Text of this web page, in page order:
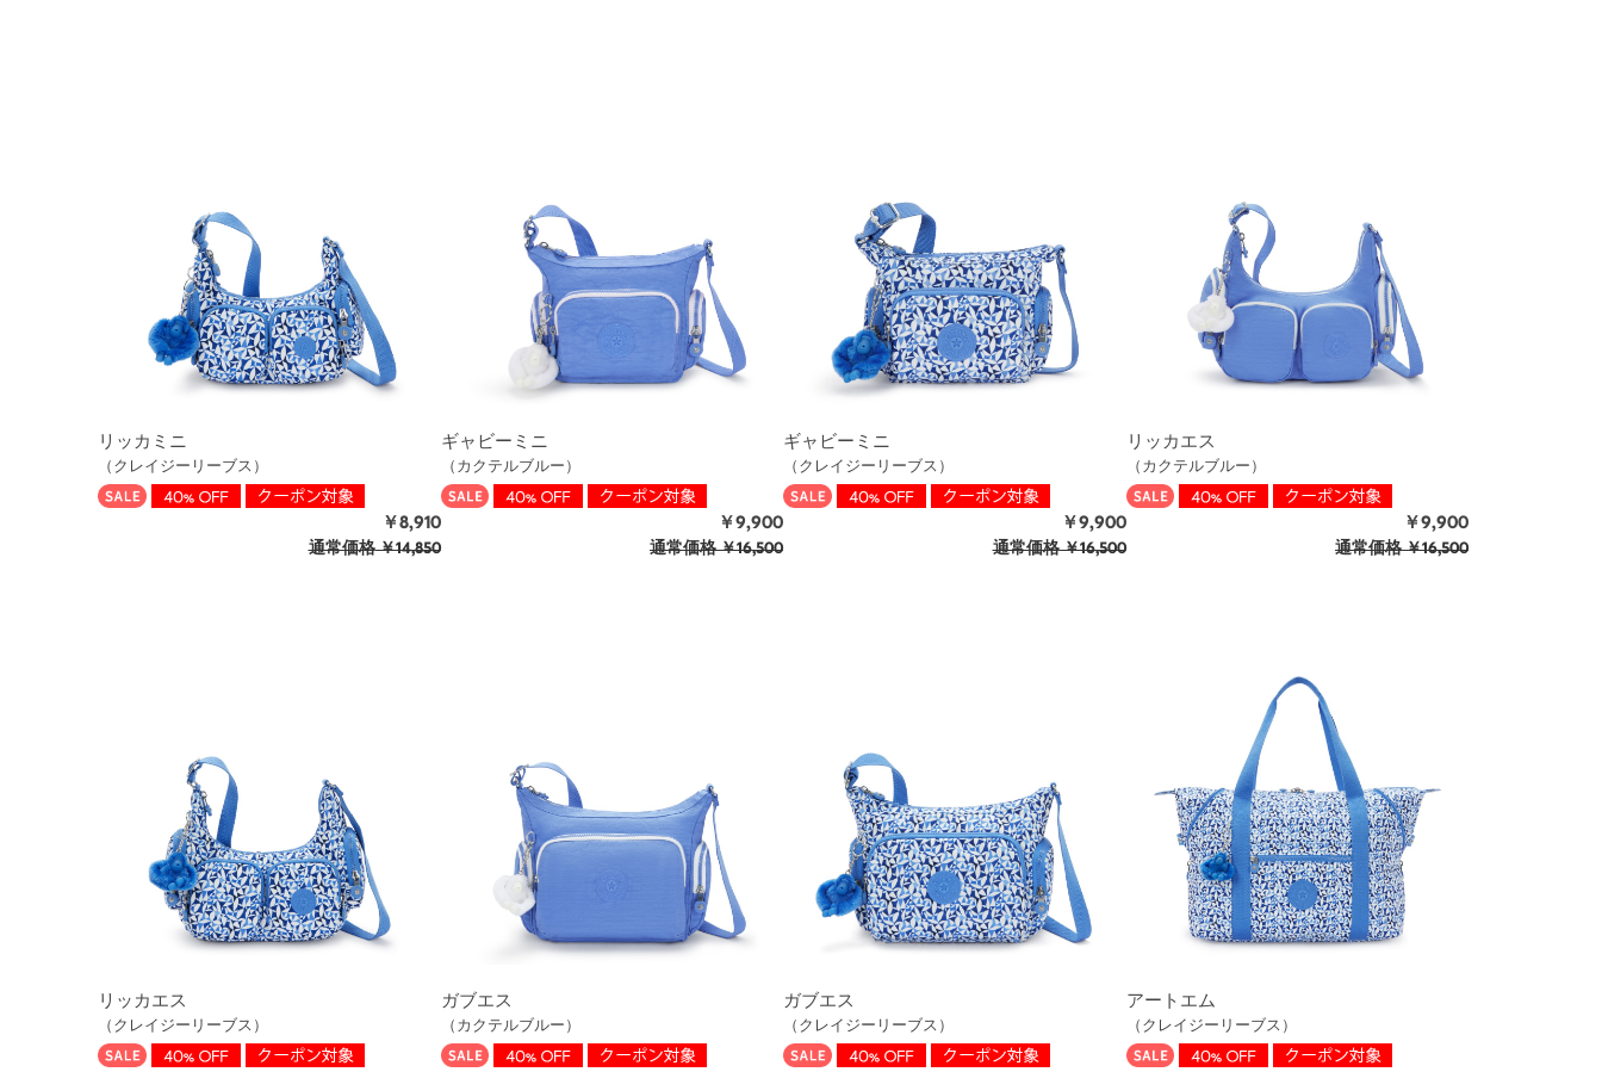
リッカミニ
（クレイジーリーブス）
￥8,910
通常価格￥14,850
ギャビーミニ
（カクテルブルー）
￥9,900
通常価格￥16,500
ギャビーミニ
（クレイジーリーブス）
￥9,900
通常価格￥16,500
リッカエス
（カクテルブルー）
￥9,900
通常価格￥16,500
リッカエス
（クレイジーリーブス）
ガブエス
（カクテルブルー）
ガブエス
（クレイジーリーブス）
アートエム
（クレイジーリーブス）